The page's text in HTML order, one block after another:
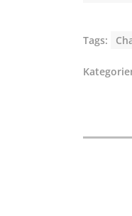
Tags: